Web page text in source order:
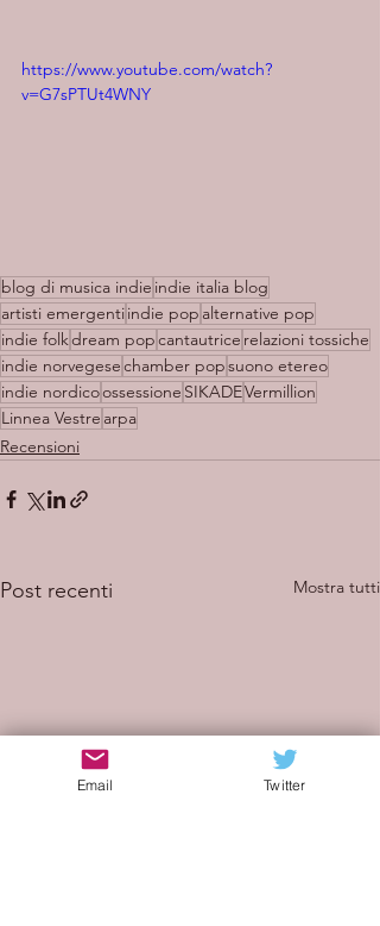
https://www.youtube.com/watch?
v=G7sPTUt4WNY
blog di musica indie indie italia blog
artisti emergentiindie pop alternative pop
indie folkdream popcantautrice relazioni tossiche
indie norvegesechamber popsuono etereo
indie nordicoossessione SIKADEVermillion
Linnea Vestre arpa
Recensioni
Post recenti Mostra tutti
Email Twitter